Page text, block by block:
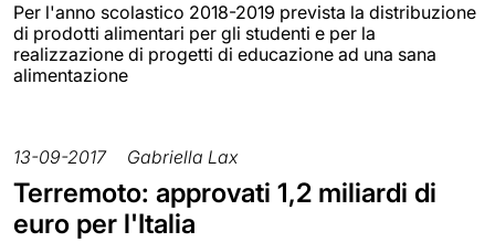
Per l'anno scolastico 2018-2019 prevista la distribuzione
di prodotti alimentari per gli studenti e per la
realizzazione di progetti di educazione ad una sana
alimentazione
13-09-2017 Gabriella Lax
Terremoto: approvati 1,2 miliardi di
euro per l'Italia